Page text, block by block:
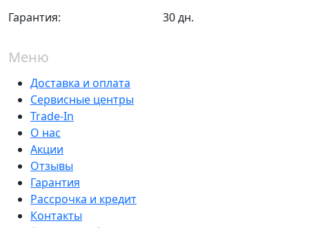
Гарантия: 30 дн.
Меню
Доставка и оплата
Сервисные центры
Trade-In
О нас
Акции
Отзывы
Гарантия
Рассрочка и кредит
Контакты